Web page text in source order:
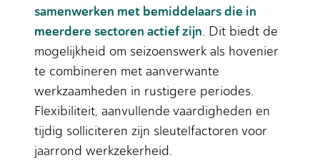
samenwerken met bemiddelaars die in
meerdere sectoren actief zijn. Dit biedt de
mogelijkheid om seizoenswerk als hovenier
te combineren met aanverwante
werkzaamheden in rustigere periodes.
Flexibiliteit, aanvullende vaardigheden en
tijdig solliciteren zijn sleutelfactoren voor
jaarrond werkzekerheid.